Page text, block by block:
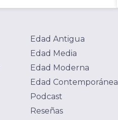
Edad Antigua
Edad Media
Edad Moderna
Edad Contemporánea
Podcast
Reseñas